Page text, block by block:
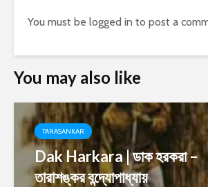
You must be logged in to post a
You may also like
TARASANKAR
Dak Harkara | ডাক হরকরা –
তারাশঙ্কর বন্দ্যোপাধ্যায়